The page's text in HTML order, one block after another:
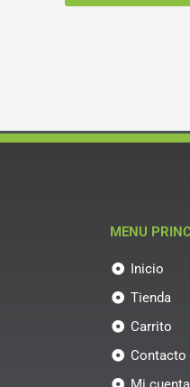
MENU
Inicio
Tienda
Carrito
Contacto